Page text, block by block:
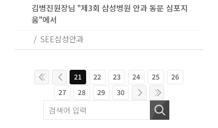
김병진원장님 "제3회 삼성병원 안과 동문 심포지
움"에서
SEE삼성안과
21 22 23 24 25
26
27
28 29 30